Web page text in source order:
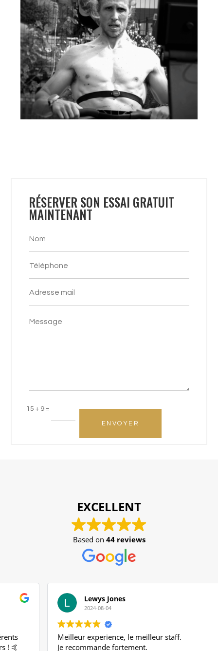
RÉSERVER SON ESSAI GRATUIT
MAINTENANT
15 + 9=
ENVOYER
EXCELLENT
Based on 44 reviews
Lewys Jones
2024-08-04
Meilleur experience, le meilleur staff.
Je recommande fortement.